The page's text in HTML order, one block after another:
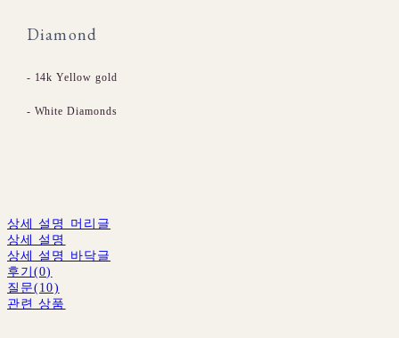
Diamond
- 14k Yellow gold
- White Diamonds
상세 설명 머리글
상세 설명
상세 설명 바닥글
후기(0)
질문(10)
관련 상품